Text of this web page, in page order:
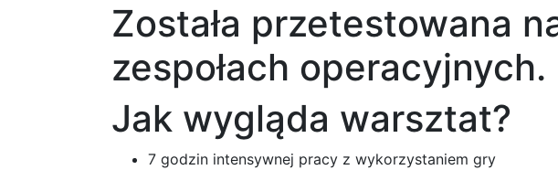
Została przetestowana
zespołach operacyjnych.
Jak wygląda warsztat?
7 godzin intensywnej pracy z wykorzystaniem gry